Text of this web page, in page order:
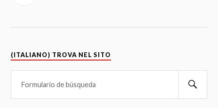
(ITALIANO) TROVA NEL SITO